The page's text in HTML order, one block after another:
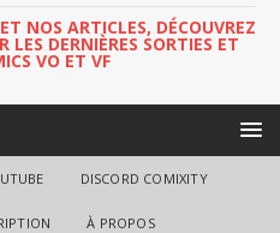
NOS ARTICLES, DÉCOUVREZ
LES DERNIÈRES SORTIES ET
VO ET VF
DISCORD COMIXITY
À PROPOS